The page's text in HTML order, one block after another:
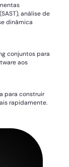
análise de
dinâmica
conjuntos para
aos
para construir
rapidamente.